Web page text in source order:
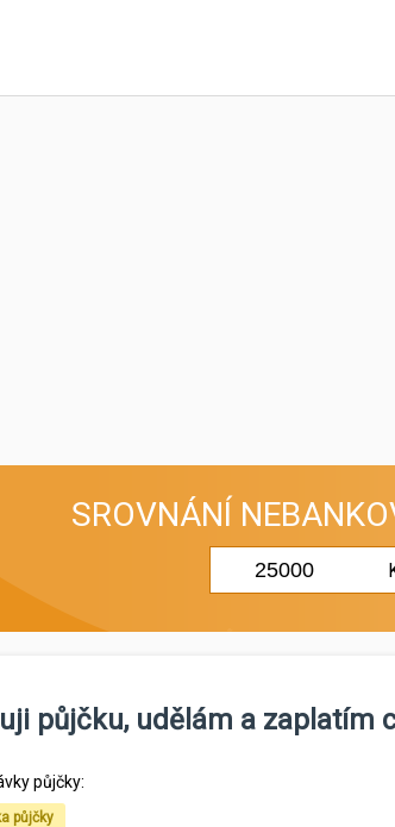
SROVNÁNÍ
půjčku, udělám a zaplatím
půjčky:
půjčky